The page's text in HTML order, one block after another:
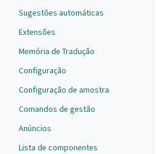
Sugestões automáticas
Extensões
Memória de Tradução
Configuração
Configuração de amostra
Comandos de gestão
Anúncios
Lista de componentes